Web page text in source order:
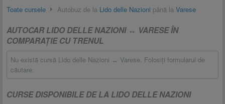
Toate cursele Autobuz de la Lido delle Nazioni până la Varese
AUTOCAR LIDO DELLE NAZIONI ↔ VARESE ÎN
COMPARAŢIE CU TRENUL
Nu există cursă Lido delle Nazioni ↔ Varese. Folosiţi formularul de
căutare.
CURSE DISPONIBILE DE LA LIDO DELLE NAZIONI